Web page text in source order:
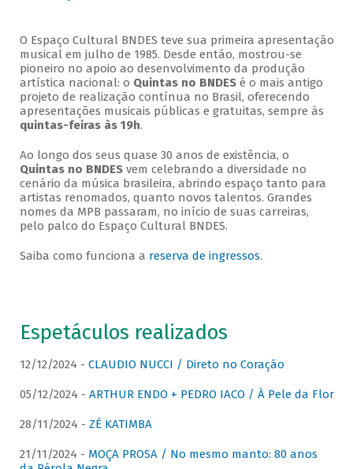
O Espaço Cultural BNDES teve sua primeira apresentação
musical em julho de 1985. Desde então, mostrou-se
pioneiro no apoio ao desenvolvimento da produção
artística nacional: o Quintas no BNDESé o mais antigo
projeto de realização contínua no Brasil, oferecendo
apresentações musicais públicas e gratuitas, sempre às
quintas-feiras às 19h.
Ao longo dos seus quase 30 anos de existência, o
Quintas no BNDESvem celebrando a diversidade no
cenário da música brasileira, abrindo espaço tanto para
artistas renomados, quanto novos talentos. Grandes
nomes da MPB passaram, no início de suas carreiras,
pelo palco do Espaço Cultural BNDES.
Saiba como funciona a reserva de ingressos.
Espetáculos realizados
12/12/2024 - CLAUDIO NUCCI / Direto no Coração
05/12/2024 - ARTHUR ENDO + PEDRO IACO / À Pele da Flor
28/11/2024 - ZÉ KATIMBA
21/11/2024 - MOÇA PROSA / No mesmo manto: 80 anos